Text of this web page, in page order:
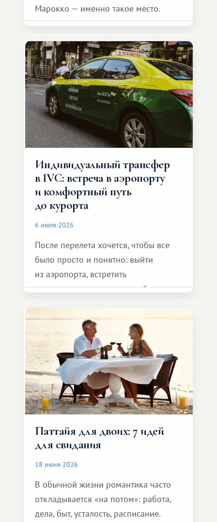
Марокко — именно такое место.
Индивидуальный трансфер
в IVC: встреча в аэропорту
и комфортный путь
до курорта
6 июля 2026
После перелета хочется, чтобы все
было просто и понятно: выйти
из аэропорта, встретить
представителя транспортной
и спокойно доехать до курорта.
Паттайя для двоих: 7 идей
для свидания
18 июня 2026
В обычной жизни романтика часто
откладывается «на потом»: работа,
дела, быт, усталость, расписание.